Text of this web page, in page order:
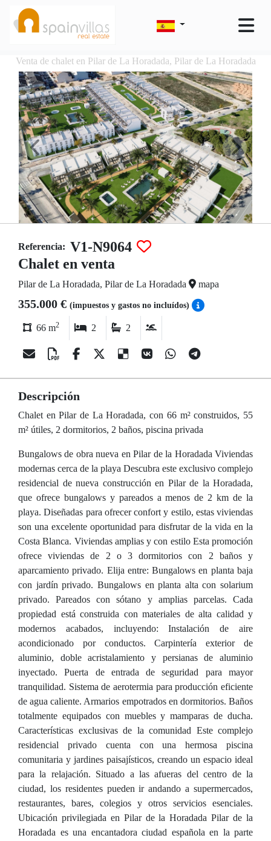
Venta de chalet en Pilar de La Horadada, Pilar de La Horadada
Referencia: V1-N9064
Chalet en venta
Pilar de La Horadada, Pilar de La Horadada mapa
355.000 € (impuestos y gastos no incluídos)
66 m2 2 2
Descripción
Chalet en Pilar de La Horadada, con 66 m² construidos, 55
m² útiles, 2 dormitorios, 2 baños, piscina privada
Bungalows de obra nueva en Pilar de la Horadada Viviendas
modernas cerca de la playa Descubra este exclusivo complejo
residencial de nueva construcción en Pilar de la Horadada,
que ofrece bungalows y pareados a menos de 2 km de la
playa. Diseñadas para ofrecer confort y estilo, estas viviendas
son una excelente oportunidad para disfrutar de la vida en la
Costa Blanca. Viviendas amplias y con estilo Esta promoción
ofrece viviendas de 2 o 3 dormitorios con 2 baños y
aparcamiento privado. Elija entre: Bungalows en planta baja
con jardín privado. Bungalows en planta alta con solarium
privado. Pareados con sótano y amplias parcelas. Cada
propiedad está construida con materiales de alta calidad y
modernos acabados, incluyendo: Instalación de aire
acondicionado por conductos. Carpintería exterior de
aluminio, doble acristalamiento y persianas de aluminio
inyectado. Puerta de entrada de seguridad para mayor
tranquilidad. Sistema de aerotermia para producción eficiente
de agua caliente. Armarios empotrados en dormitorios. Baños
totalmente equipados con muebles y mamparas de ducha.
Características exclusivas de la comunidad Este complejo
residencial privado cuenta con una hermosa piscina
comunitaria y jardines paisajísticos, creando un espacio ideal
para la relajación. Situado a las afueras del centro de la
ciudad, los residentes pueden ir andando a supermercados,
restaurantes, bares, colegios y otros servicios esenciales.
Ubicación privilegiada en Pilar de la Horadada Pilar de la
Horadada es una encantadora ciudad española en la parte